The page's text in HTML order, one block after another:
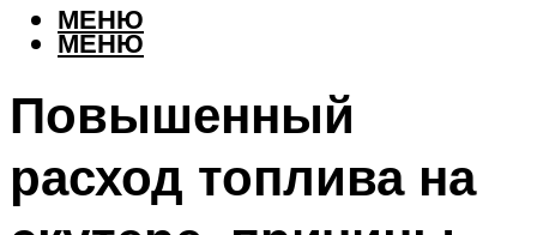
МЕНЮ
МЕНЮ
Повышенный
расход топлива на